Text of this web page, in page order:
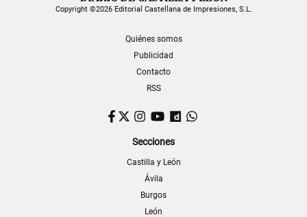
Copyright ©2026 Editorial Castellana de Impresiones, S.L.
Quiénes somos
Publicidad
Contacto
RSS
Facebook
TwitterInstagram
YouTubeDailymotion
Secciones
Castilla y León
Ávila
Burgos
León